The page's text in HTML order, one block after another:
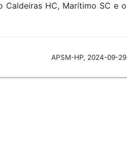
Caldeiras HC, Marítimo SC e o
APSM-HP, 2024-09-29